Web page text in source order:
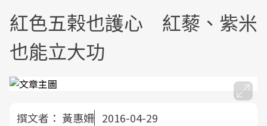
紅色五榖也護心 紅藜、紫米
也能立大功
撰文者： 黃惠姍 2016-04-29